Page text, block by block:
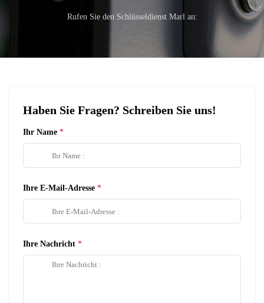
Rufen Sie den Schlüsseldienst Marl an:
Haben Sie Fragen? Schreiben Sie uns!
Ihr Name
Ihre E-Mail-Adresse
Ihre Nachricht